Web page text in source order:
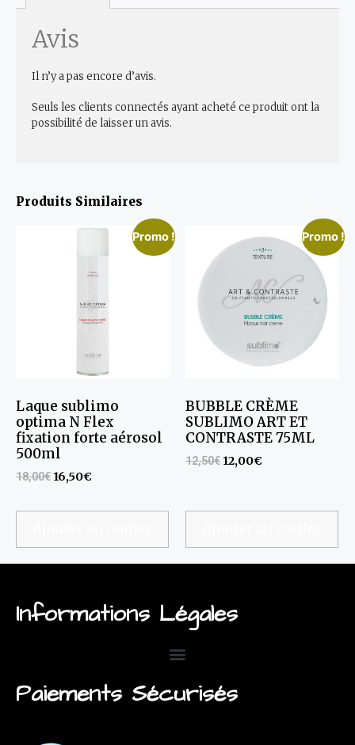
Produits Similaires
Promo !
Laque sublimo
optima N Flex
fixation forte aérosol
500ml
18,00€ 16,50€
Promo !
BUBBLE CRÈME
SUBLIMO ART ET
CONTRASTE 75ML
12,50€ 12,00€
Avis
Il n’y a pas encore d’avis.
Seuls les clients connectés ayant acheté ce produit ont la
possibilité de laisser un avis.
Informations Légales
Paiements Sécurisés